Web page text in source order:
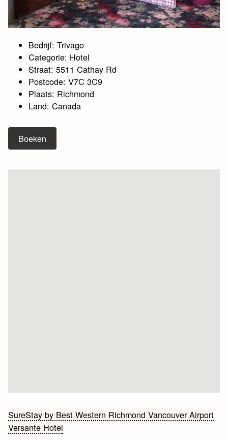
Bedrijf: Trivago
Categorie: Hotel
Straat: 5511 Cathay Rd
Postcode: V7C 3C9
Plaats: Richmond
Land: Canada
Boeken
Bericht
navigatie
SureStay by Best Western Richmond Vancouver Airport
Versante Hotel